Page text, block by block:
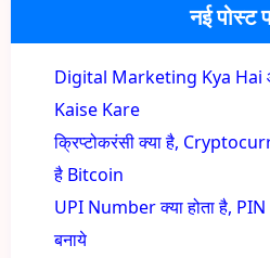
नई पोस्ट
Digital Marketing Kya
Kaise Kare
क्रिप्टोकरंसी क्या है,
है Bitcoin
UPI Number क्या होता है,
बनाये